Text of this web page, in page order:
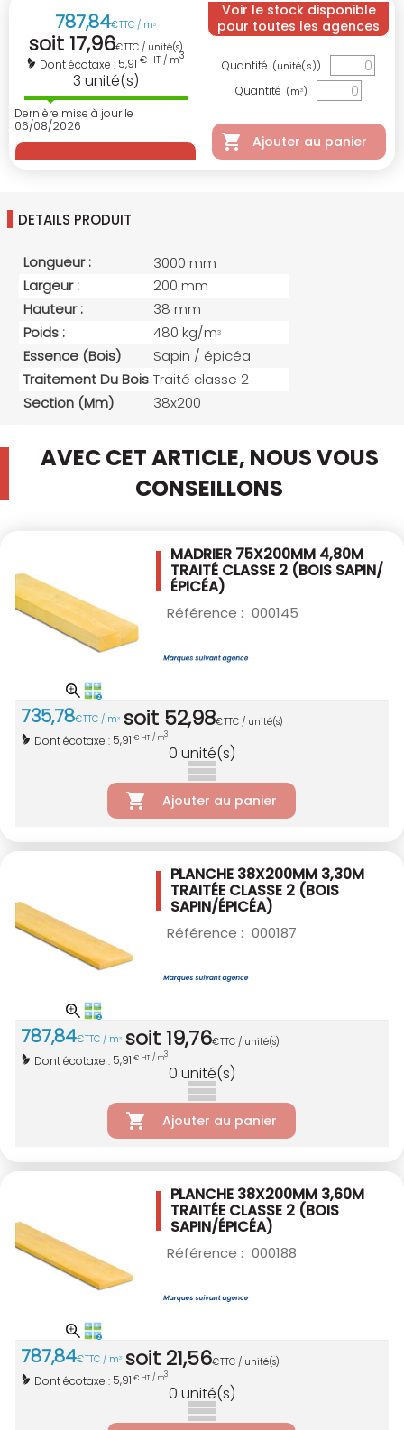
787,84€TTC / m3
soit17,96€TTC / unité(s)
Dont écotaxe : 5,91 € HT / m3
3 unité(s)
Dernière mise à jour le
06/08/2026
Voir le stock disponible
pour toutes les agences
Quantité (unité(s))
Quantité (m3)
Ajouter au panier
DETAILS PRODUIT
Longueur :
3000 mm
Largeur :
200 mm
Hauteur :
38 mm
Poids :
480 kg/m3
Essence (bois)
Sapin / épicéa
Traitement Du Bois Traité classe 2
Section (mm)
38x200
AVEC CET ARTICLE, NOUS VOUS
CONSEILLONS
MADRIER 75X200MM 4,80M
TRAITÉ CLASSE 2 (BOIS SAPIN/
ÉPICÉA)
Référence : 000145
735,78€TTC / m3 soit 52,98€TTC / unité(s)
Dont écotaxe : 5,91 € HT / m3
0 unité(s)
Ajouter au panier
PLANCHE 38X200MM 3,30M
TRAITÉE CLASSE 2 (BOIS
SAPIN/ÉPICÉA)
Référence : 000187
787,84€TTC / m3 soit19,76€TTC / unité(s)
Dont écotaxe : 5,91 € HT / m3
0 unité(s)
Ajouter au panier
PLANCHE 38X200MM 3,60M
TRAITÉE CLASSE 2 (BOIS
SAPIN/ÉPICÉA)
Référence : 000188
787,84€TTC / m3 soit 21,56€TTC / unité(s)
Dont écotaxe : 5,91 € HT / m3
0 unité(s)